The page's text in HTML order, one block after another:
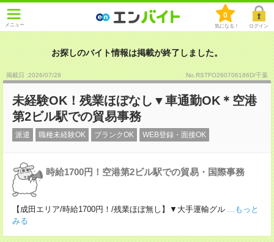
メニュー
0
気になる！ ログイン
お探しのバイト情報は掲載が終了しました。
掲載日 :2026/07/28 No.RSTFO260706186D/千葉
未経験OK！残業ほぼなし▼車通勤OK＊空港
第2ビル駅での貿易事務
派遣 職種未経験OK ブランクOK WEB登録・面接OK
時給1700円！空港第2ビル駅での貿易・国際事務
【成田エリア/時給1700円！/残業ほぼ無し】▼大手運輸グル ...もっと
みる